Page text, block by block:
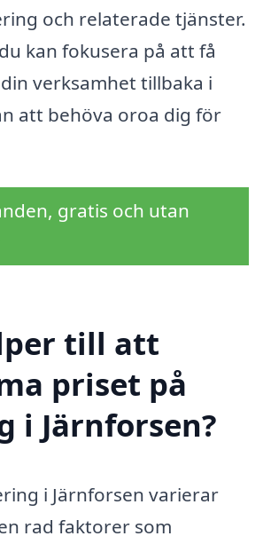
och relaterade tjänster.
kan fokusera på att få
verksamhet tillbaka i
att behöva oroa dig för
gratis och utan
till att
priset på
i Järnforsen?
i Järnforsen varierar
rad faktorer som